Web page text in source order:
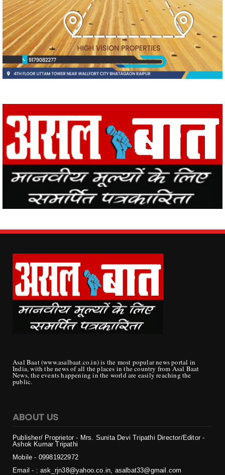
Asal Baat (www.asalbaat.co.in) is the most popular news portal in
India, with the news of all the places in the country from Asal Baat
News, the events happening in the world are easily reaching the
public.
ABOUT US
Publisher/ Proprietor - Mrs. Sunita Devi Tripathi Director/Editor -
Ashok Kumar Tripathi
Mobile - 09981922972
Email - : ask_rjn38@yahoo.co.in, asalbat33@gmail.com